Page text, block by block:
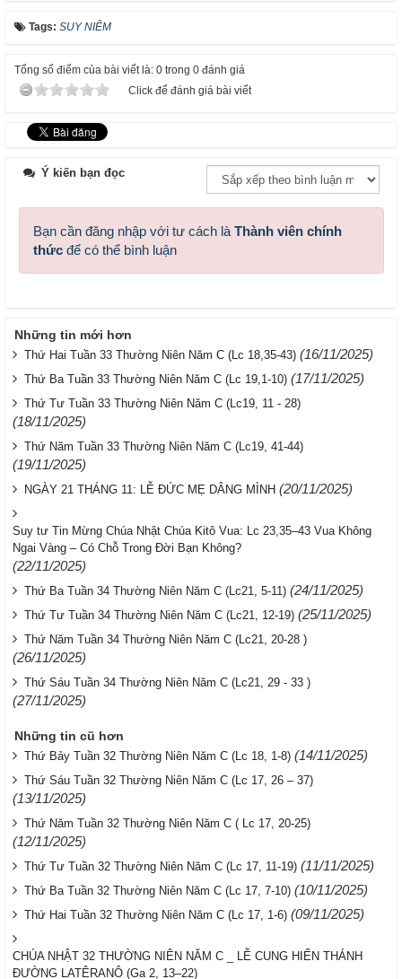
Tags: SUY NIÊM
Tổng số điểm của bài viết là: 0 trong 0 đánh giá
Click để đánh giá bài viết
Ý kiến bạn đọc
Bạn cần đăng nhập với tư cách là Thành viên chính
thức để có thể bình luận
Những tin mới hơn
Thứ Hai Tuần 33 Thường Niên Năm C (Lc 18,35-43) (16/11/2025)
Thứ Ba Tuần 33 Thường Niên Năm C (Lc 19,1-10) (17/11/2025)
Thứ Tư Tuần 33 Thường Niên Năm C (Lc19, 11 - 28)
(18/11/2025)
Thứ Năm Tuần 33 Thường Niên Năm C (Lc19, 41-44)
(19/11/2025)
NGÀY 21 THÁNG 11: LỄ ĐỨC MẸ DÂNG MÌNH (20/11/2025)
Suy tư Tin Mừng Chúa Nhật Chúa Kitô Vua: Lc 23,35–43 Vua Không
Ngai Vàng – Có Chỗ Trong Đời Bạn Không?
(22/11/2025)
Thứ Ba Tuần 34 Thường Niên Năm C (Lc21, 5-11) (24/11/2025)
Thứ Tư Tuần 34 Thường Niên Năm C (Lc21, 12-19) (25/11/2025)
Thứ Năm Tuần 34 Thường Niên Năm C (Lc21, 20-28 )
(26/11/2025)
Thứ Sáu Tuần 34 Thường Niên Năm C (Lc21, 29 - 33 )
(27/11/2025)
Những tin cũ hơn
Thứ Bảy Tuần 32 Thường Niên Năm C (Lc 18, 1-8) (14/11/2025)
Thứ Sáu Tuần 32 Thường Niên Năm C (Lc 17, 26 – 37)
(13/11/2025)
Thứ Năm Tuần 32 Thường Niên Năm C ( Lc 17, 20-25)
(12/11/2025)
Thứ Tư Tuần 32 Thường Niên Năm C (Lc 17, 11-19) (11/11/2025)
Thứ Ba Tuần 32 Thường Niên Năm C (Lc 17, 7-10) (10/11/2025)
Thứ Hai Tuần 32 Thường Niên Năm C (Lc 17, 1-6) (09/11/2025)
CHÚA NHẬT 32 THƯỜNG NIÊN NĂM C _ LỄ CUNG HIẾN THÁNH
ĐƯỜNG LATÊRANÔ (Ga 2, 13–22)